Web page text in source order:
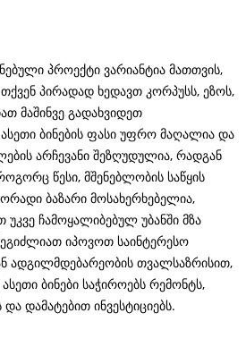
პროექტი ვარიანტია მათთვის,
პირადად ხედავთ კორპუსს, ეზოს,
მაშინვე გადახვიდეთ
ბინების ფასი უფრო მაღალია და
არჩევანი შეზღუდულია, რადგან
წესი, მშენებლობის საწყის
ბაზარი მოსახერხებელია,
ჩამოყალიბებულ უბანში მზა
იპოვოთ საინტერესო
ადგილმდებარეობის თვალსაზრისით,
ბინები საჭიროებს რემონტს,
დამატებით ინვესტიციებს.